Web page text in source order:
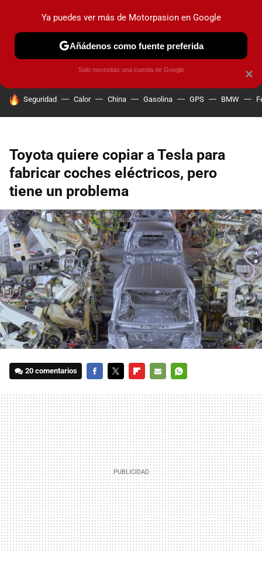
PRUEBAS COCHES ELÉCTRICOS OBSERVATORIO
HOY SE HABLA DE
Seguridad Calor China Gasolina GPS BMW
Toyota quiere copiar a Tesla para
fabricar coches eléctricos, pero
tiene un problema
20 comentarios
MAIL
×
Ya puedes ver más de Motorpasion en Google
Añádenos como fuente preferida
Solo necesitas una cuenta de Google